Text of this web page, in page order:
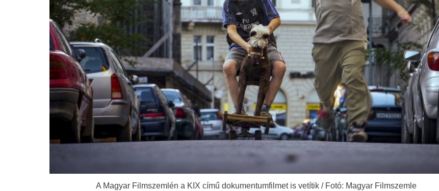
A Magyar Filmszemlén a KIX című dokumentumfilmet is vetítik / Fotó: Magyar Filmszemle